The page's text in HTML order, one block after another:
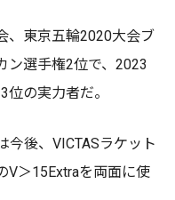
、東京五輪2020大会ブ
ン選手権2位で、2023
の実力者だ。
今後、VICTASラケット
V＞15Extraを両面に使